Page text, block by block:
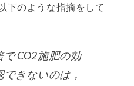
下のような指摘をして
CO2施肥の効
きないのは，